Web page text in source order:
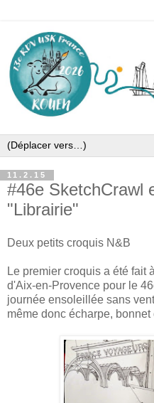
11.2.15
#46e SketchCrawl
"Librairie"
Deux petits croquis N&B
Le premier croquis a été fait
d'Aix-en-Provence pour le
journée ensoleillée sans
même donc écharpe, bonnet